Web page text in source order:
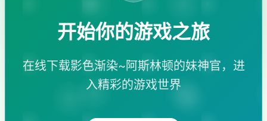
开始你的游戏之旅
在线下载影色渐染~阿斯林顿的妹神官，进
入精彩的游戏世界